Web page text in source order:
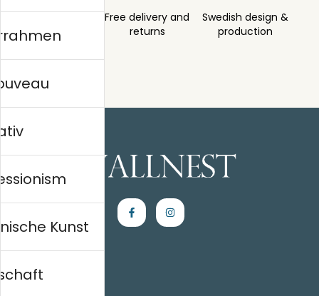
3 days
Free delivery and
returns
Swedish design &
production
Einkaufen
Kunst